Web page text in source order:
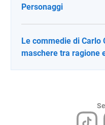
Personaggi
Le commedie di Carlo
maschere tra ragione